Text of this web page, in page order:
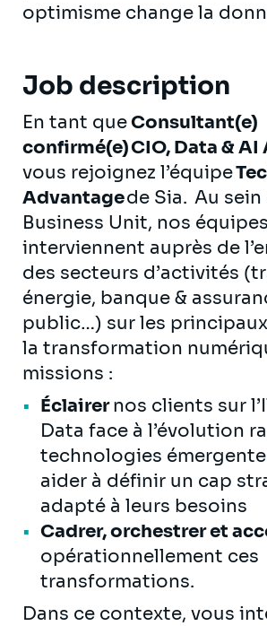
optimisme change la
Job description
En tant queConsultant(e)
confirmé(e) CIO, Data &
vous rejoignez l’équipe
Advantagede Sia. Au
Business Unit, nos équipes
interviennent auprès de
des secteurs d’activités
énergie, banque &
public…) sur les
la transformation
missions :
Éclairernos clients sur
Data face à l’évolution
technologies
aider à définir un cap
adapté à leurs besoins
Cadrer, orchestrer et
opérationnellement ces
transformations.
Dans ce contexte, vous